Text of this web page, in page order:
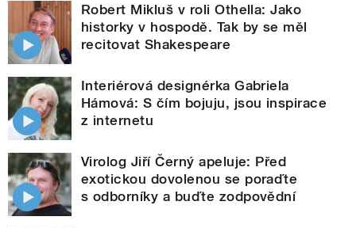
Robert Mikluš v roli Othella: Jako
historky v hospodě. Tak by se měl
recitovat Shakespeare
Interiérová designérka Gabriela
Hámová: S čím bojuju, jsou inspirace
z internetu
Virolog Jiří Černý apeluje: Před
exotickou dovolenou se poraďte
s odborníky a buďte zodpovědní